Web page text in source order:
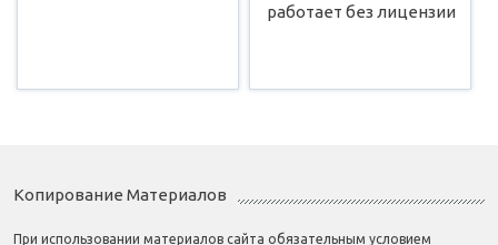
работает без лицензии
Копирование Материалов
При использовании материалов сайта обязательным условием